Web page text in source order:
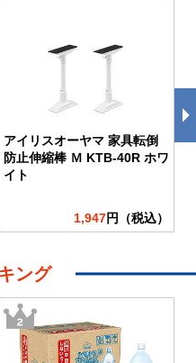
アイリスオーヤマ 家具転倒
防止伸縮棒 Ｍ KTB-40R ホワ
イト
1,947円（税込）
ング